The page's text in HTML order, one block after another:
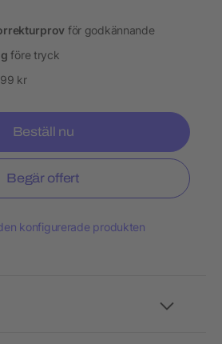
för godkännande
före tryck
kr
Beställ nu
Begär offert
konfigurerade produkten